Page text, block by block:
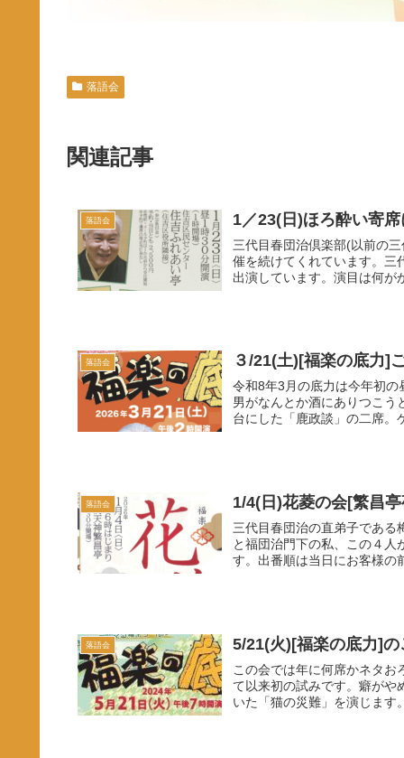
落語会
関連記事
落語会 1／23(日)ほろ酔い寄
三代目春団治倶楽部(以前の
催を続けてくれています。三
出演しています。演目は何が
落語会 ３/21(土)[福楽の底力]
令和8年3月の底力は今年初
男がなんとか酒にありつこう
台にした「鹿政談」の二席。
落語会 1/4(日)花菱の会[繁昌
三代目春団治の直弟子である
と福団治門下の私、この４
す。出番順は当日にお客様の
落語会 5/21(火)[福楽の底力]の
この会では年に何席かネタお
て以来初の試みです。癖がや
いた「猫の災難」を演じます